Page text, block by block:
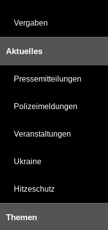
Vergaben
Aktuelles
Pressemitteilungen
Polizeimeldungen
Veranstaltungen
Ukraine
Hitzeschutz
Themen